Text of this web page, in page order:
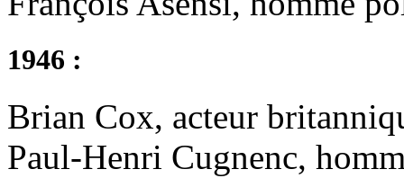
1946 :
Brian Cox, acteur
Paul-Henri Cugnenc,